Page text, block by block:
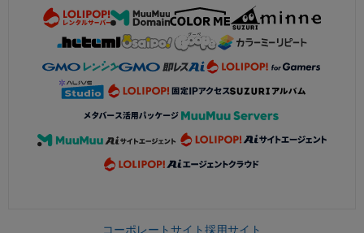
コーポレートサイト採用サイト